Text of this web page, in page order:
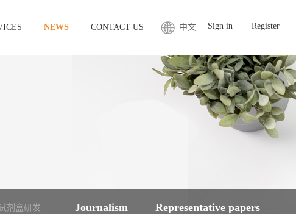
Sign in Register
中文
NEWS CONTACT US
剂盒研发 Journalism Representative papers